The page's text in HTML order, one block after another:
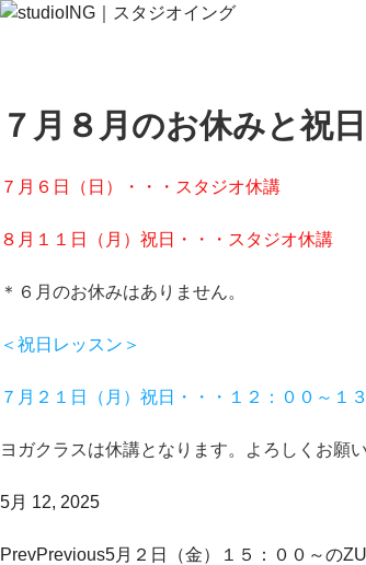
７月８月のお休みと祝
７月６日（日）・・・スタジオ休講
８月１１日（月）祝日・・・スタジオ休講
＊６月のお休みはありません。
＜祝日レッスン＞
７月２１日（月）祝日・・・１２：００～１
ヨガクラスは休講となります。よろしくお願
5月 12, 2025
PrevPrevious5月２日（金）１５：００～の